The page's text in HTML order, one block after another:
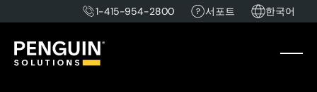
1-415-954-2800 서포트 한국어